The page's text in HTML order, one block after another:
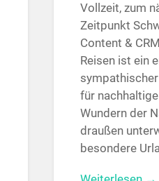
Vollzeit, zum
Zeitpunkt
Content &
Reisen ist ein
für
Wundern der
draußen
besondere